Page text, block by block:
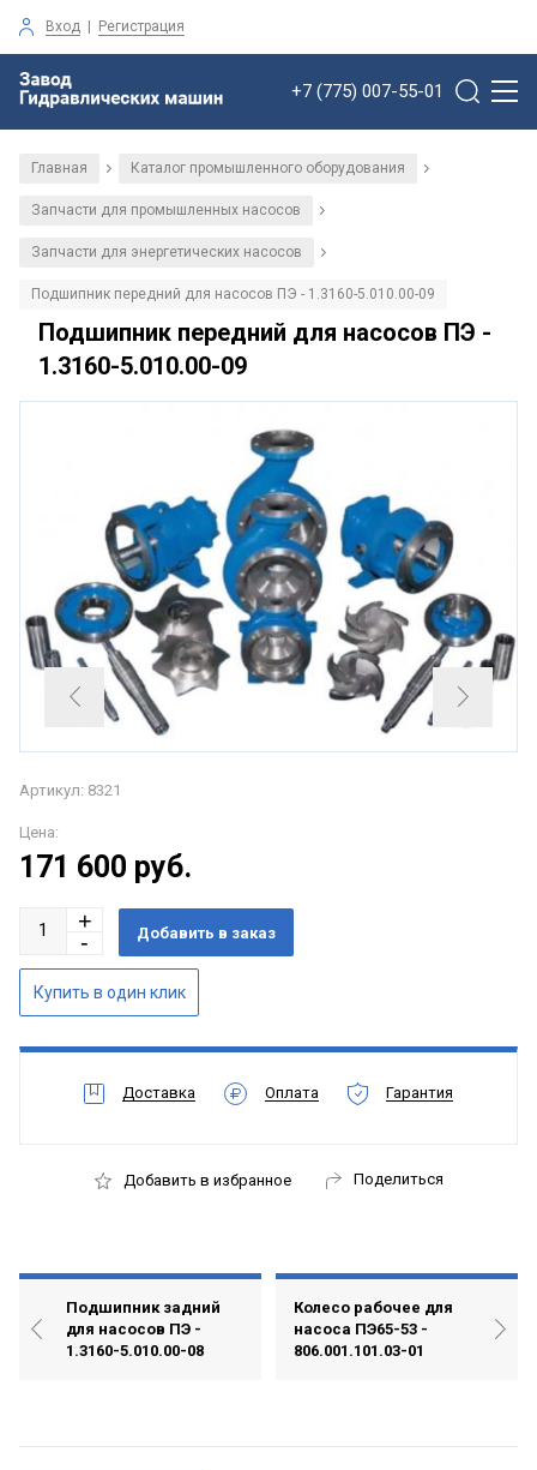
Вход | Регистрация
+7 (775) 007-55-01
Главная / Каталог промышленного оборудования /
Запчасти для промышленных насосов /
Запчасти для энергетических насосов /
Подшипник передний для насосов ПЭ - 1.3160-5.010.00-09
Подшипник передний для насосов ПЭ -
1.3160-5.010.00-09
Артикул: 8321
Цена:
171 600 руб.
Доставка Оплата Гарантия
Добавить в избранное Поделиться
Подшипник задний
для насосов ПЭ -
1.3160-5.010.00-08
Колесо рабочее для
насоса ПЭ65-53 -
806.001.101.03-01